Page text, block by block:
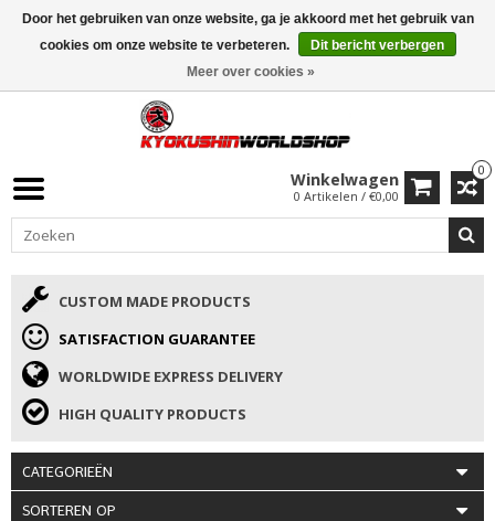
ISAMU SUMMER DEALS• 10% Korting + cadeau vanaf €169 →
0
Winkelwagen
0 Artikelen / €0,00
CUSTOM MADE PRODUCTS
SATISFACTION GUARANTEE
WORLDWIDE EXPRESS DELIVERY
HIGH QUALITY PRODUCTS
CATEGORIEËN
SORTEREN OP
Door het gebruiken van onze website, ga je akkoord met het gebruik van
cookies om onze website te verbeteren.
Dit bericht verbergen
Meer over cookies »